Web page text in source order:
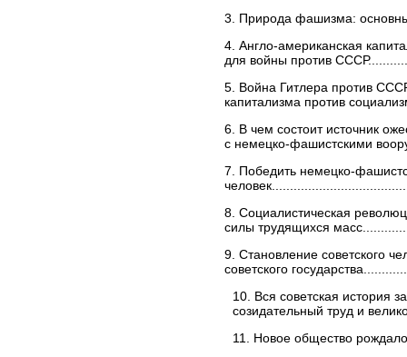
3. Природа фашизма:
4. Англо-американская
для войны против
5. Война Гитлера против
капитализма против
6. В чем состоит источник
с немецко-фашистскими
7. Победить немецко-
8. Социалистическая
силы трудящихся
9. Становление советского
советского
10. Вся советская история
созидательный труд и
11. Новое общество